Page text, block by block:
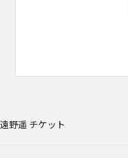
遠野遥 チケット